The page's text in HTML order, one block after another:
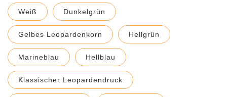
Weiß Dunkelgrün
Gelbes Leopardenkorn Hellgrün
Marineblau Hellblau
Klassischer Leopardendruck